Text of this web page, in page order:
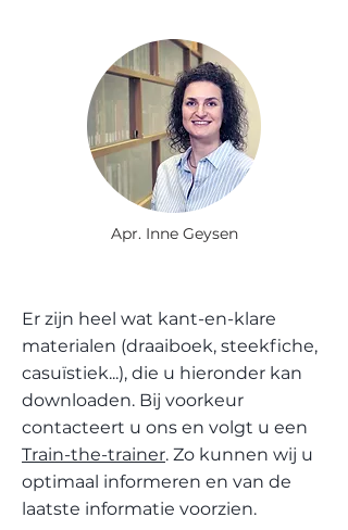
Apr. Inne Geysen
Er zijn heel wat kant-en-klare
materialen (draaiboek, steekfiche,
casuïstiek...), die u hieronder kan
downloaden. Bij voorkeur
contacteert u ons en volgt u een
Train-the-trainer. Zo kunnen wij u
optimaal informeren en van de
laatste informatie voorzien.